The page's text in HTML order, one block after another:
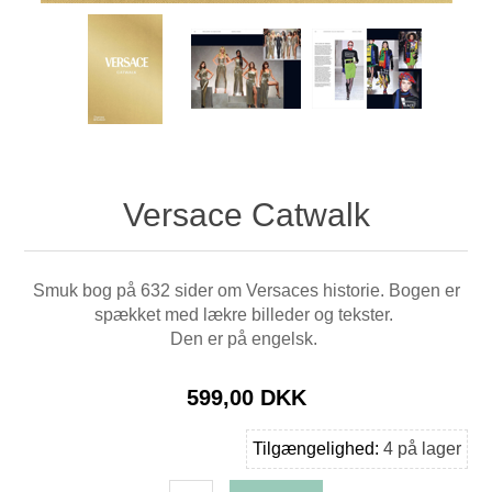
Versace Catwalk
Smuk bog på 632 sider om Versaces historie. Bogen er
spækket med lækre billeder og tekster.
Den er på engelsk.
599,00 DKK
Tilgængelighed: 4 på lager